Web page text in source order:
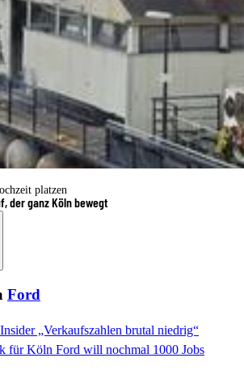
platzen
der ganz Köln bewegt
Ford
„Verkaufszahlen brutal niedrig“
für Köln Ford will nochmal 1000 Jobs